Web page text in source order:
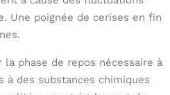
Une poignée de cerises en fin
phase de repos nécessaire à
des substances chimiques